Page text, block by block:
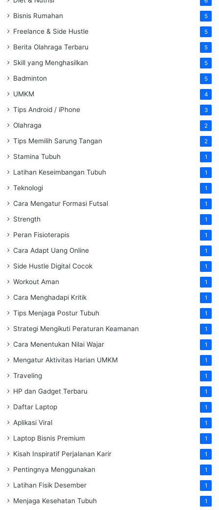
Bisnis Rumahan 5
Freelance & Side Hustle 5
Berita Olahraga Terbaru 5
Skill yang Menghasilkan 5
Badminton 5
UMKM 4
Tips Android / iPhone 3
Olahraga 2
Tips Memilih Sarung Tangan 2
Stamina Tubuh 1
Latihan Keseimbangan Tubuh 1
Teknologi 1
Cara Mengatur Formasi Futsal 1
Strength 1
Peran Fisioterapis 1
Cara Adapt Uang Online 1
Side Hustle Digital Cocok 1
Workout Aman 1
Cara Menghadapi Kritik 1
Tips Menjaga Postur Tubuh 1
Strategi Mengikuti Peraturan Keamanan 1
Cara Menentukan Nilai Wajar 1
Mengatur Aktivitas Harian UMKM 1
Traveling 1
HP dan Gadget Terbaru 1
Daftar Laptop 1
Aplikasi Viral 1
Laptop Bisnis Premium 1
Kisah Inspiratif Perjalanan Karir 1
Pentingnya Menggunakan 1
Latihan Fisik Desember 1
Menjaga Kesehatan Tubuh 1